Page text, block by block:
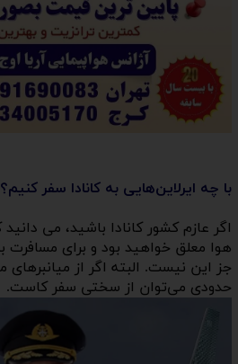
با چه ایرلاین‌هایی به کانادا سفر کنیم؟
هوا معلق خواهید بود و برای مسافرت
جز این نیست. البته اگر از میانبرهای
حدودی می‌توان از سختی سفر کاست.